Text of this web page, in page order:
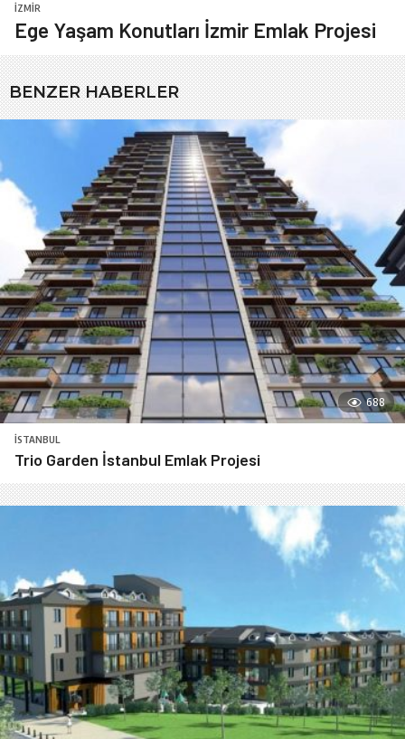
İZMIR
Ege Yaşam Konutları İzmir Emlak Projesi
BENZER HABERLER
688
İSTANBUL
Trio Garden İstanbul Emlak Projesi